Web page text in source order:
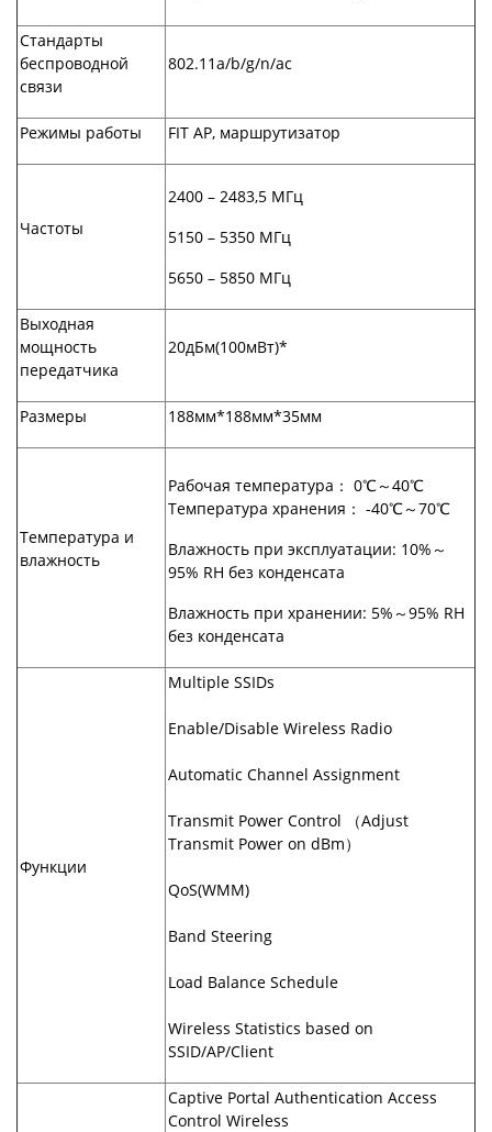
Стандарты
беспроводной
связи
802.11a/b/g/n/ac
Режимы работы FIT AP, маршрутизатор
Частоты
2400 – 2483,5 МГц
5150 – 5350 МГц
5650 – 5850 МГц
Выходная
мощность
передатчика
20дБм(100мВт)*
Размеры 188мм*188мм*35мм
Температура и
влажность
Рабочая температура： 0℃～40℃
Температура хранения： -40℃～70℃
Влажность при эксплуатации: 10%～
95% RH без конденсата
Влажность при хранении: 5%～95% RH
без конденсата
Функции
Multiple SSIDs
Enable/Disable Wireless Radio
Automatic Channel Assignment
Transmit Power Control （Adjust
Transmit Power on dBm）
QoS(WMM)
Band Steering
Load Balance Schedule
Wireless Statistics based on
SSID/AP/Client
Captive Portal Authentication Access
Control Wireless